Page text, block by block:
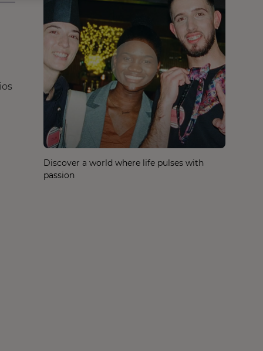
Discover a world where life pulses with
passion